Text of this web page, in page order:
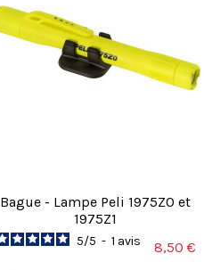
Bague - Lampe Peli 1975Z0 et
1975Z1
5/5 - 1 avis 8,50 €